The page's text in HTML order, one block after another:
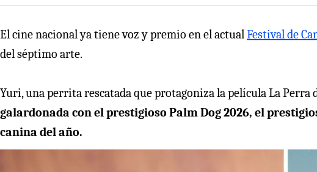
El cine nacional ya tiene voz y premio en el actualFestival de
del séptimo arte.
Yuri, una perrita rescatada que protagoniza la película La Perra
galardonada con el prestigioso Palm Dog 2026, el
canina del año.